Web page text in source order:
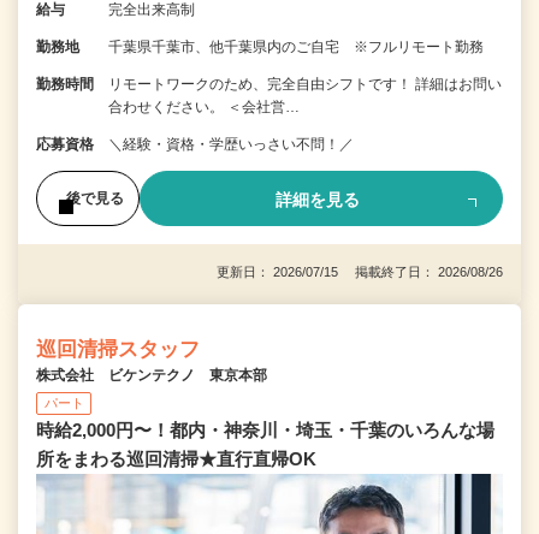
給与 完全出来高制
勤務地 千葉県千葉市、他千葉県内のご自宅 ※フルリモート勤務
勤務時間
リモートワークのため、完全自由シフトです！ 詳細はお問い
合わせください。 ＜会社営…
応募資格 ＼経験・資格・学歴いっさい不問！／
後で見る 詳細を見る
更新日： 2026/07/15 掲載終了日： 2026/08/26
巡回清掃スタッフ
株式会社 ビケンテクノ 東京本部
パート
時給2,000円〜！都内・神奈川・埼玉・千葉のいろんな場
所をまわる巡回清掃★直行直帰OK